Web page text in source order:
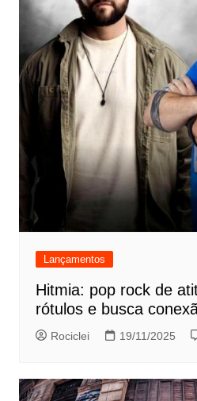
Lançamentos
Hitmia: pop rock de
rótulos e busca
Rociclei 19/11/2025